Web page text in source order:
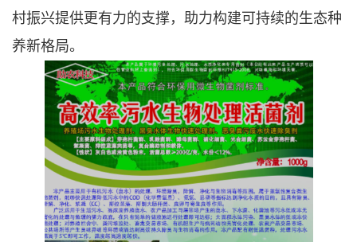
村振兴提供更有力的支撑，助力构建可持续的生态种
养新格局。